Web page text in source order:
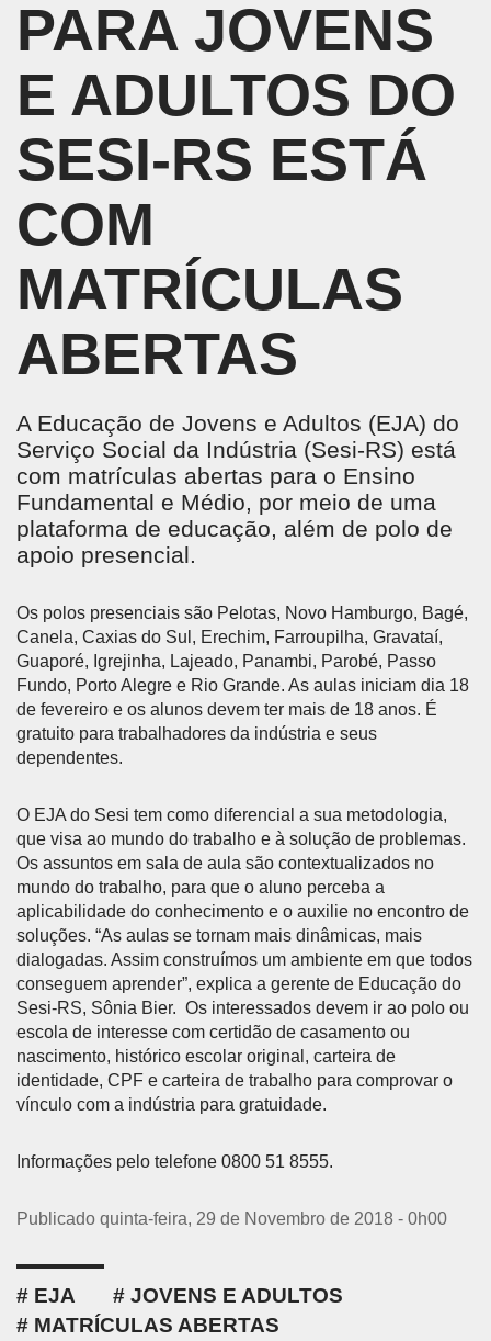
PARA JOVENS
E ADULTOS DO
SESI-RS ESTÁ
COM
MATRÍCULAS
ABERTAS
A Educação de Jovens e Adultos (EJA) do
Serviço Social da Indústria (Sesi-RS) está
com matrículas abertas para o Ensino
Fundamental e Médio, por meio de uma
plataforma de educação, além de polo de
apoio presencial.
Os polos presenciais são Pelotas, Novo Hamburgo, Bagé,
Canela, Caxias do Sul, Erechim, Farroupilha, Gravataí,
Guaporé, Igrejinha, Lajeado, Panambi, Parobé, Passo
Fundo, Porto Alegre e Rio Grande. As aulas iniciam dia 18
de fevereiro e os alunos devem ter mais de 18 anos. É
gratuito para trabalhadores da indústria e seus
dependentes.
O EJA do Sesi tem como diferencial a sua metodologia,
que visa ao mundo do trabalho e à solução de problemas.
Os assuntos em sala de aula são contextualizados no
mundo do trabalho, para que o aluno perceba a
aplicabilidade do conhecimento e o auxilie no encontro de
soluções. “As aulas se tornam mais dinâmicas, mais
dialogadas. Assim construímos um ambiente em que todos
conseguem aprender”, explica a gerente de Educação do
Sesi-RS, Sônia Bier. Os interessados devem ir ao polo ou
escola de interesse com certidão de casamento ou
nascimento, histórico escolar original, carteira de
identidade, CPF e carteira de trabalho para comprovar o
vínculo com a indústria para gratuidade.
Informações pelo telefone 0800 51 8555.
Publicado quinta-feira, 29 de Novembro de 2018 - 0h00
EJA
JOVENS E ADULTOS
MATRÍCULAS ABERTAS